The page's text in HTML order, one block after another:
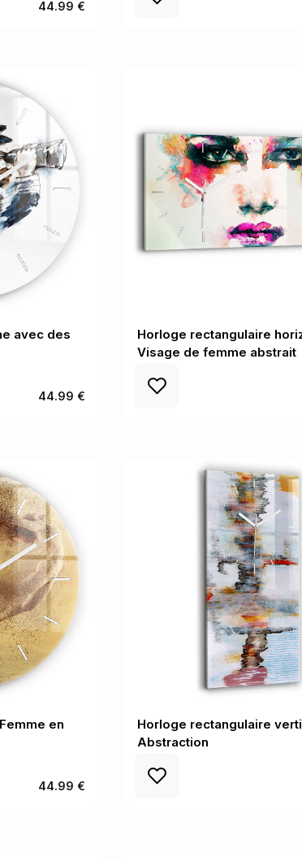
44.99 €
avec des
44.99 €
Horloge rectangulaire
Visage de femme abstrait
en
44.99 €
Horloge rectangulaire
Abstraction